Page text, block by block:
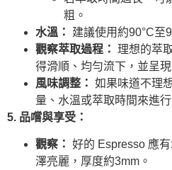
粗。
水溫：
建議使用約90°C至
觀察萃取過程：
理想的萃
得滑順、均勻流下，並呈現
風味調整： 如果味道不理
量、水溫或萃取時間來進行
5. 品嚐與享受：
觀察： 好的 Espresso 應
澤亮麗，厚度約3mm。